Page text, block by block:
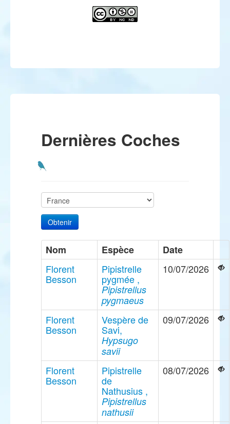
Dernières Coches
Nom Espèce
Date
Florent
Besson
Pipistrelle
pygmée ,
Pipistrellus
pygmaeus
10/07/2026
Florent
Besson
Vespère de
Savi,
Hypsugo
savii
09/07/2026
Florent
Besson
Pipistrelle
de
Nathusius ,
Pipistrellus
nathusii
08/07/2026